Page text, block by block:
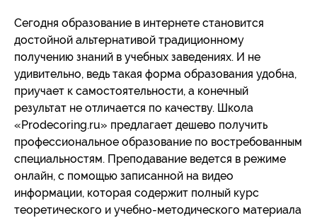
Сегодня образование в интернете становится
достойной альтернативой традиционному
получению знаний в учебных заведениях. И не
удивительно, ведь такая форма образования удобна,
приучает к самостоятельности, а конечный
результат не отличается по качеству. Школа
«Prodecoring.ru» предлагает дешево получить
профессиональное образование по востребованным
специальностям. Преподавание ведется в режиме
онлайн, с помощью записанной на видео
информации, которая содержит полный курс
теоретического и учебно-методического материала